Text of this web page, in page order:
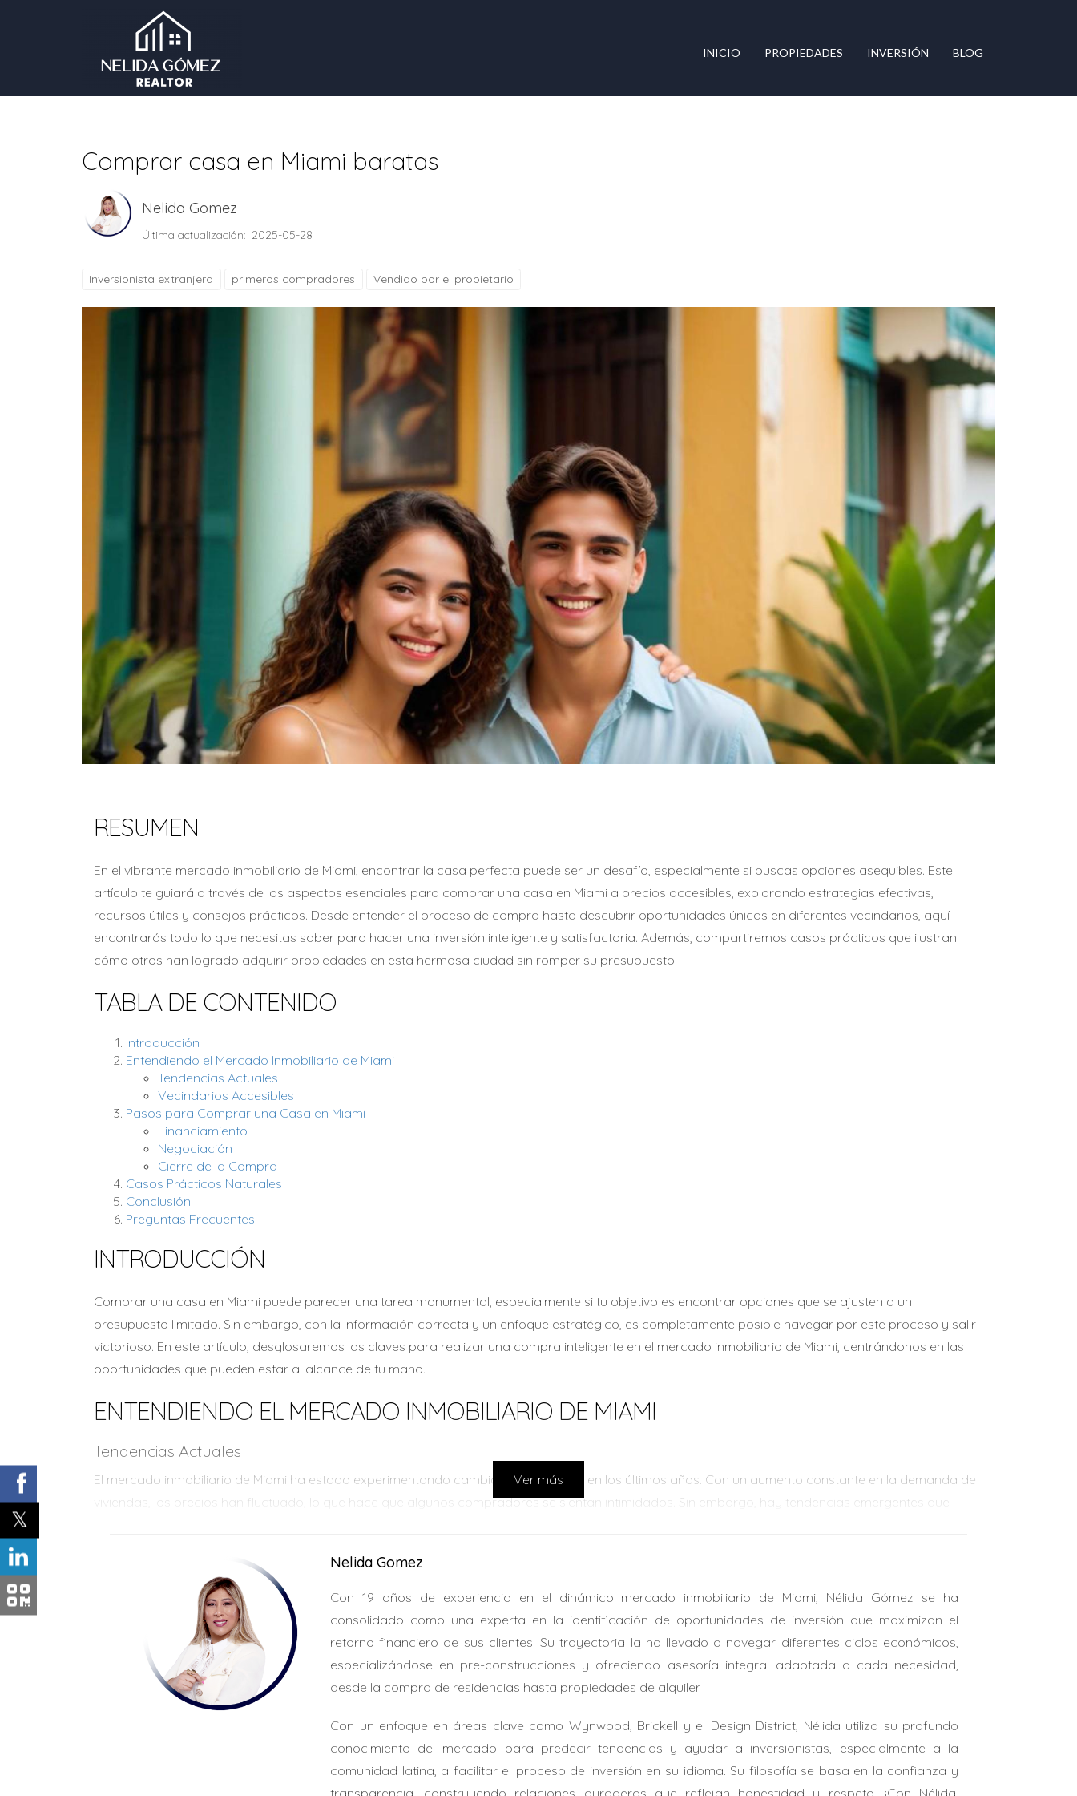
INICIO PROPIEDADES INVERSIÓN BLOG
Comprar casa en Miami baratas
Nelida Gomez
Última actualización: 2025-05-28
Inversionista extranjera primeros compradores Vendido por el propietario
RESUMEN
En el vibrante mercado inmobiliario de Miami, encontrar la casa perfecta puede ser un desafío, especialmente si buscas opciones asequibles. Este
artículo te guiará a través de los aspectos esenciales para comprar una casa en Miami a precios accesibles, explorando estrategias efectivas,
recursos útiles y consejos prácticos. Desde entender el proceso de compra hasta descubrir oportunidades únicas en diferentes vecindarios, aquí
encontrarás todo lo que necesitas saber para hacer una inversión inteligente y satisfactoria. Además, compartiremos casos prácticos que ilustran
cómo otros han logrado adquirir propiedades en esta hermosa ciudad sin romper su presupuesto.
TABLA DE CONTENIDO
Introducción
Entendiendo el Mercado Inmobiliario de Miami
Tendencias Actuales
Vecindarios Accesibles
Pasos para Comprar una Casa en Miami
Financiamiento
Negociación
Cierre de la Compra
Casos Prácticos Naturales
Conclusión
Preguntas Frecuentes
INTRODUCCIÓN
Comprar una casa en Miami puede parecer una tarea monumental, especialmente si tu objetivo es encontrar opciones que se ajusten a un
presupuesto limitado. Sin embargo, con la información correcta y un enfoque estratégico, es completamente posible navegar por este proceso y salir
victorioso. En este artículo, desglosaremos las claves para realizar una compra inteligente en el mercado inmobiliario de Miami, centrándonos en las
oportunidades que pueden estar al alcance de tu mano.
ENTENDIENDO EL MERCADO INMOBILIARIO DE MIAMI
Tendencias Actuales
El mercado inmobiliario de Miami ha estado experimentando cambios significativos en los últimos años. Con un aumento constante en la demanda de
viviendas, los precios han fluctuado, lo que hace que algunos compradores se sientan intimidados. Sin embargo, hay tendencias emergentes que
El interés por propiedades más pequeñas y eficientes ha crecido.
Las áreas suburbanas están viendo un aumento en la popularidad debido a su asequibilidad.
Las nuevas construcciones están surgiendo en vecindarios previamente considerados menos deseables.
Vecindarios Accesibles
Es esencial conocer los vecindarios donde puedes encontrar casas asequibles. Algunos de los más destacados incluyen:
Little Havana:
Con su rica cultura y ambiente vibrante, ofrece opciones a buen precio.
North Miami:Ideal para familias jóvenes, con escuelas y parques cercanos.
Un área tranquila con acceso fácil a las principales vías.
PASOS PARA COMPRAR UNA CASA EN MIAMI
Ver más
Nelida Gomez
Con 19 años de experiencia en el dinámico mercado inmobiliario de Miami, Nélida Gómez se ha
consolidado como una experta en la identificación de oportunidades de inversión que maximizan el
retorno financiero de sus clientes. Su trayectoria la ha llevado a navegar diferentes ciclos económicos,
especializándose en pre-construcciones y ofreciendo asesoría integral adaptada a cada necesidad,
desde la compra de residencias hasta propiedades de alquiler.
Con un enfoque en áreas clave como Wynwood, Brickell y el Design District, Nélida utiliza su profundo
conocimiento del mercado para predecir tendencias y ayudar a inversionistas, especialmente a la
comunidad latina, a facilitar el proceso de inversión en su idioma. Su filosofía se basa en la confianza y
transparencia, construyendo relaciones duraderas que reflejan honestidad y respeto. ¡Con Nélida,